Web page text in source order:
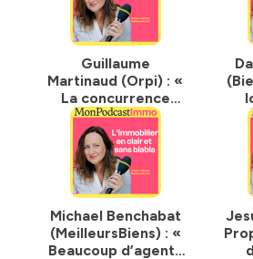
Guillaume
Martinaud (Orpi) : «
La concurrence
rend les agents
immobiliers
meilleurs »
Michael Benchabat
(MeilleursBiens) : «
Beaucoup d’agents